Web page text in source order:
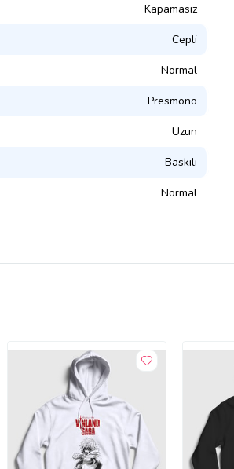
Kapamasız
Cepli
Normal
Presmono
Uzun
Baskılı
Normal